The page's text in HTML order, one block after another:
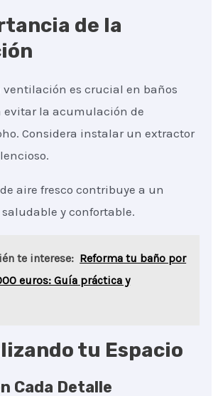
de la
ventilación es crucial en baños
evitar la acumulación de
Considera instalar un extractor
aire fresco contribuye a un
y confortable.
te interese: Reforma tu baño por
euros: Guía práctica y
tu Espacio
Cada Detalle